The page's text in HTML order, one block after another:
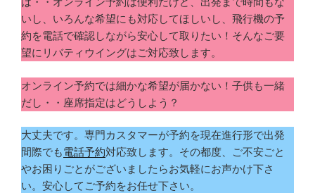
いし、いろんな希望にも対応してほしいし、飛行機の予
約を電話で確認しながら安心して取りたい！そんなご要
望にリバティウイングはご対応致します。
オンライン予約では細かな希望が届かない！子供も一緒
だし・・座席指定はどうしよう？
大丈夫です。専門カスタマーが予約を現在進行形で出発
間際でも電話予約対応致します。その都度、ご不安ごと
やお困りごとがございましたらお気軽にお声かけ下さ
い。安心してご予約をお任せ下さい。